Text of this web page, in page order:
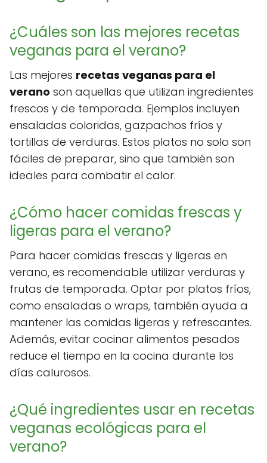
¿Cuáles son las mejores recetas
veganas para el verano?
Las mejores recetas veganas para el
verano son aquellas que utilizan ingredientes
frescos y de temporada. Ejemplos incluyen
ensaladas coloridas, gazpachos fríos y
tortillas de verduras. Estos platos no solo son
fáciles de preparar, sino que también son
ideales para combatir el calor.
¿Cómo hacer comidas frescas y
ligeras para el verano?
Para hacer comidas frescas y ligeras en
verano, es recomendable utilizar verduras y
frutas de temporada. Optar por platos fríos,
como ensaladas o wraps, también ayuda a
mantener las comidas ligeras y refrescantes.
Además, evitar cocinar alimentos pesados
reduce el tiempo en la cocina durante los
días calurosos.
¿Qué ingredientes usar en recetas
veganas ecológicas para el
verano?